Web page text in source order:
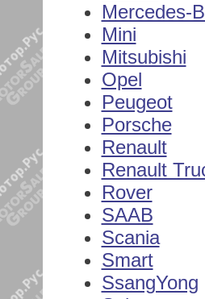
Mercedes-
Mini
Mitsubishi
Opel
Peugeot
Porsche
Renault
Renault
Rover
SAAB
Scania
Smart
SsangYong